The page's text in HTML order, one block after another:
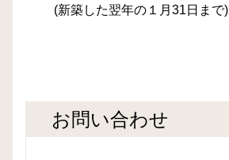
(新築した翌年の１月31日まで)
お問い合わせ